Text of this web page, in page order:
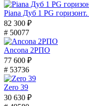
Piana Дуб 1 PG горизонт.
82 300 ₽
# 50077
Ancona 2РПО
77 600 ₽
# 53736
Zero 39
30 630 ₽